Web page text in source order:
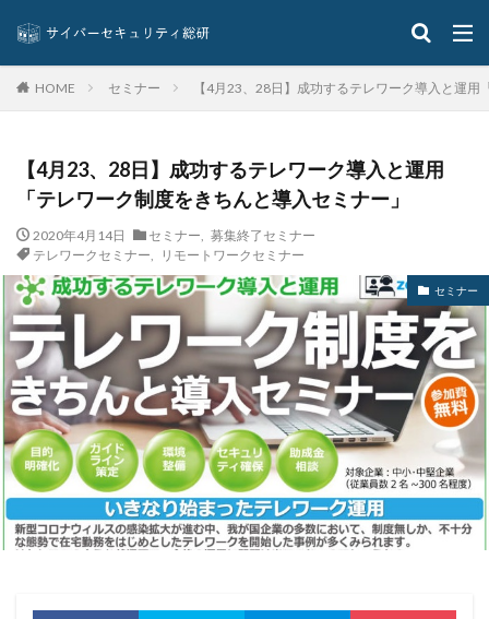
ヒューマンエラー
ファイアウォール
ファイブ・アイズ
ファイル
フィッシングメールにどう対処すべきか?
フィッシング対策協議会
フィッシング詐欺
フィルタリング
フェス
フォーティネット
ブックマーク
プライバシー
プライバシーマーク
ブラウザ
ブルートフォースアタック
ブルガリア
プロキシ
プログラム
プロダクトキー
ブロックチェーン
ペーパーレス化
ペアリング
ベトナム
ベネッセ
ペネトレーションテスト
ホームページ
ホームページ公開
ポーランド
ボイスフィッシング
ポイント
ホスティング
ポスト量子暗号
ボット
ボットネット
HOME セミナー 【4月23、28日】成功するテレワーク導入と運
【4月23、28日】成功するテレワーク導入と運用
「テレワーク制度をきちんと導入セミナー」
2020年4月14日 セミナー
募集終了セミナー
テレワークセミナー
リモートワークセミナー
セミナー